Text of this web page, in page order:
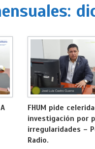
FHUM pide
investigación por
irregularidades –
Radio.